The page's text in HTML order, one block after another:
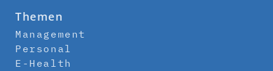
Themen
Management
Personal
E-Health